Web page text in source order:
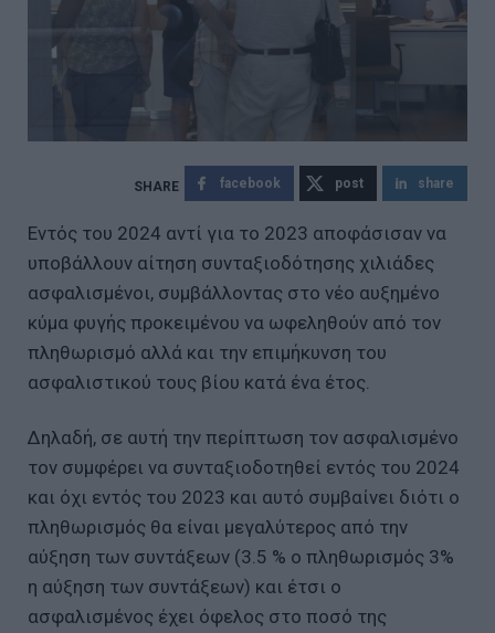
facebook post share
Εντός του 2024 αντί για το 2023 αποφάσισαν να
υποβάλλουν αίτηση συνταξιοδότησης χιλιάδες
ασφαλισμένοι, συμβάλλοντας στο νέο αυξημένο
κύμα φυγής προκειμένου να ωφεληθούν από τον
πληθωρισμό αλλά και την επιμήκυνση του
ασφαλιστικού τους βίου κατά ένα έτος.
Δηλαδή, σε αυτή την περίπτωση τον ασφαλισμένο
τον συμφέρει να συνταξιοδοτηθεί εντός του 2024
και όχι εντός του 2023 και αυτό συμβαίνει διότι ο
πληθωρισμός θα είναι μεγαλύτερος από την
αύξηση των συντάξεων (3.5 % ο πληθωρισμός 3%
η αύξηση των συντάξεων) και έτσι ο
ασφαλισμένος έχει όφελος στο ποσό της